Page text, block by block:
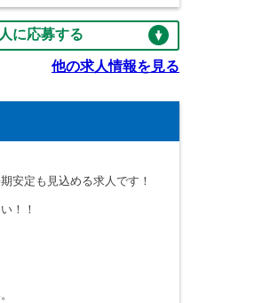
に応募する
他の求人情報を見る
安定も見込める求人です！
！！